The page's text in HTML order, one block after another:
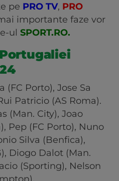
pe PRO TV, PRO
importante faze vor
ul SPORT.RO.
(FC Porto), Jose Sa
Patricio (AS Roma).
(Man. City), Joao
Pep (FC Porto), Nuno
Silva (Benfica),
Diogo Dalot (Man.
(Sporting), Nelson